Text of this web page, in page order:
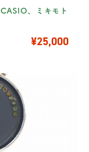
、ミキモト
¥25,000